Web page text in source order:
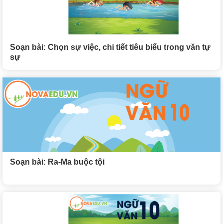
Soạn bài: Chọn sự việc, chi tiết tiêu biểu trong văn tự
sự
Soạn bài: Ra-Ma buộc tội